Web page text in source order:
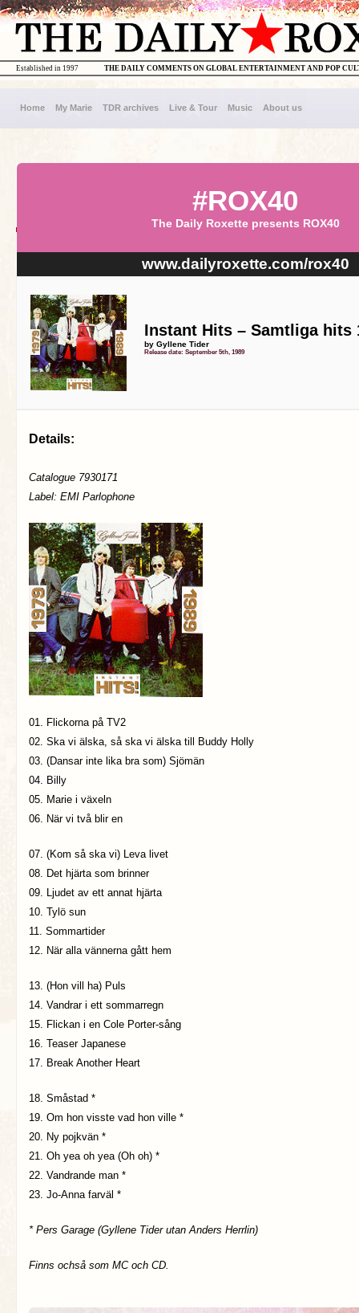
THE DAILY COMMENTS ON GLOBAL ENTERTAINMENT AND POP
Established in 1997
Home My Marie TDR archives Live & Tour Music About us
#ROX40
The Daily Roxette presents ROX40
www.dailyroxette.com/rox40
Instant Hits – Samtliga hits
by Gyllene Tider
Release date: September 5th, 1989
Details:
Catalogue 7930171
Label: EMI Parlophone
01. Flickorna på TV2
02. Ska vi älska, så ska vi älska till Buddy Holly
03. (Dansar inte lika bra som) Sjömän
04. Billy
05. Marie i växeln
06. När vi två blir en
07. (Kom så ska vi) Leva livet
08. Det hjärta som brinner
09. Ljudet av ett annat hjärta
10. Tylö sun
11. Sommartider
12. När alla vännerna gått hem
13. (Hon vill ha) Puls
14. Vandrar i ett sommarregn
15. Flickan i en Cole Porter-sång
16. Teaser Japanese
17. Break Another Heart
18. Småstad *
19. Om hon visste vad hon ville *
20. Ny pojkvän *
21. Oh yea oh yea (Oh oh) *
22. Vandrande man *
23. Jo-Anna farväl *
* Pers Garage (Gyllene Tider utan Anders Herrlin)
Finns ochså som MC och CD.